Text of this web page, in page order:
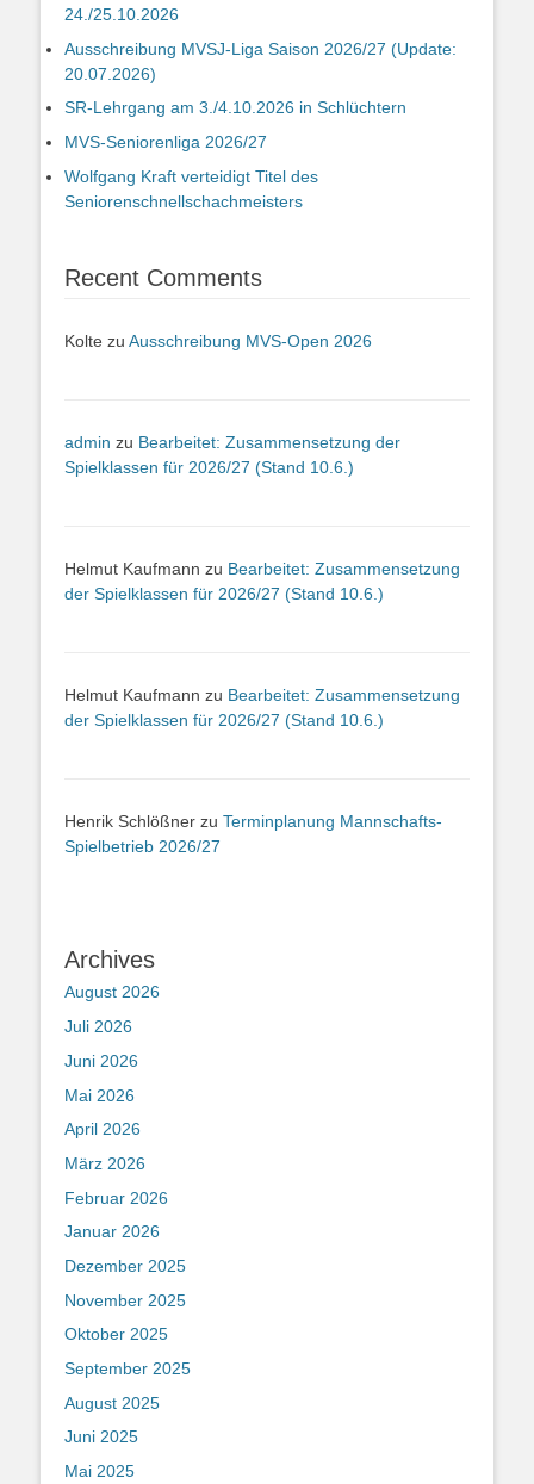
24./25.10.2026
Ausschreibung MVSJ-Liga Saison 2026/27 (Update:
20.07.2026)
SR-Lehrgang am 3./4.10.2026 in Schlüchtern
MVS-Seniorenliga 2026/27
Wolfgang Kraft verteidigt Titel des
Seniorenschnellschachmeisters
Recent Comments
Kolte zu Ausschreibung MVS-Open 2026
admin zu Bearbeitet: Zusammensetzung der
Spielklassen für 2026/27 (Stand 10.6.)
Helmut Kaufmann zu Bearbeitet: Zusammensetzung
der Spielklassen für 2026/27 (Stand 10.6.)
Helmut Kaufmann zu Bearbeitet: Zusammensetzung
der Spielklassen für 2026/27 (Stand 10.6.)
Henrik Schlößner zu Terminplanung Mannschafts-
Spielbetrieb 2026/27
Archives
August 2026
Juli 2026
Juni 2026
Mai 2026
April 2026
März 2026
Februar 2026
Januar 2026
Dezember 2025
November 2025
Oktober 2025
September 2025
August 2025
Juni 2025
Mai 2025